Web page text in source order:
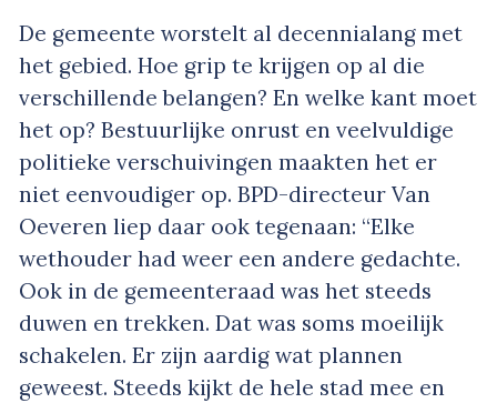
De gemeente worstelt al decennialang met
het gebied. Hoe grip te krijgen op al die
verschillende belangen? En welke kant moet
het op? Bestuurlijke onrust en veelvuldige
politieke verschuivingen maakten het er
niet eenvoudiger op. BPD-directeur Van
Oeveren liep daar ook tegenaan: “Elke
wethouder had weer een andere gedachte.
Ook in de gemeenteraad was het steeds
duwen en trekken. Dat was soms moeilijk
schakelen. Er zijn aardig wat plannen
geweest. Steeds kijkt de hele stad mee en